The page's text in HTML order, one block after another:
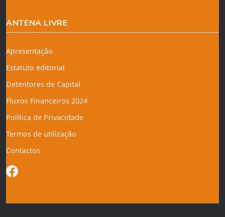
ANTENA LIVRE
Apresentação
Estatuto editorial
Detentores de Capital
Fluxos Financeiros 2024
Política de Privacidade
Termos de utilização
Contactos